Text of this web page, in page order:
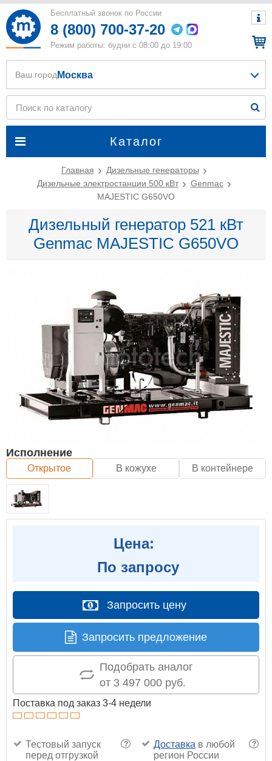
Бесплатный звонок по России
8 (800) 700-37-20
Режим работы: будни с 08:00 до 19:00
Каталог
Ваш город Москва
Главная
Дизельные генераторы
Дизельные электростанции 500 кВт
Genmac
MAJESTIC G650VO
Дизельный генератор 521 кВт
Genmac MAJESTIC G650VO
Исполнение
Открытое В кожухе В контейнере
Цена:
По запросу
Запросить цену
Запросить предложение
Подобрать аналог
от 3 497 000 руб.
Поставка под заказ 3-4 недели
?
Тестовый запуск
перед отгрузкой
?
Доставка в любой
регион России